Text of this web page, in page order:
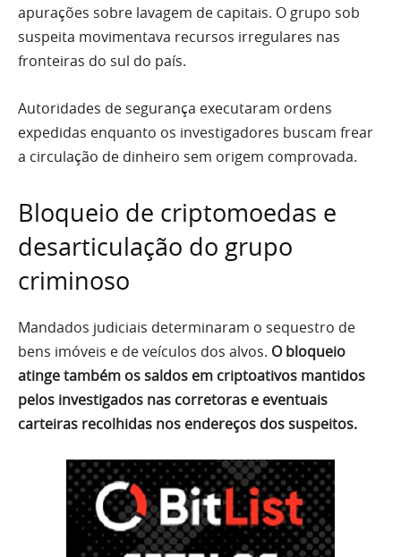
apurações sobre lavagem de capitais. O grupo sob
suspeita movimentava recursos irregulares nas
fronteiras do sul do país.
Autoridades de segurança executaram ordens
expedidas enquanto os investigadores buscam frear
a circulação de dinheiro sem origem comprovada.
Bloqueio de criptomoedas e
desarticulação do grupo
criminoso
Mandados judiciais determinaram o sequestro de
bens imóveis e de veículos dos alvos. O bloqueio
atinge também os saldos em criptoativos mantidos
pelos investigados nas corretoras e eventuais
carteiras recolhidas nos endereços dos suspeitos.